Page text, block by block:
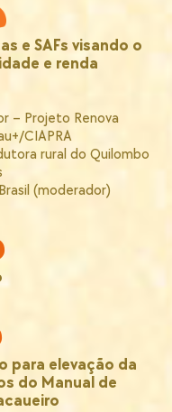
e SAFs visando o
e renda
– Projeto Renova
CIAPRA
rural do Quilombo
(moderador)
para elevação da
do Manual de